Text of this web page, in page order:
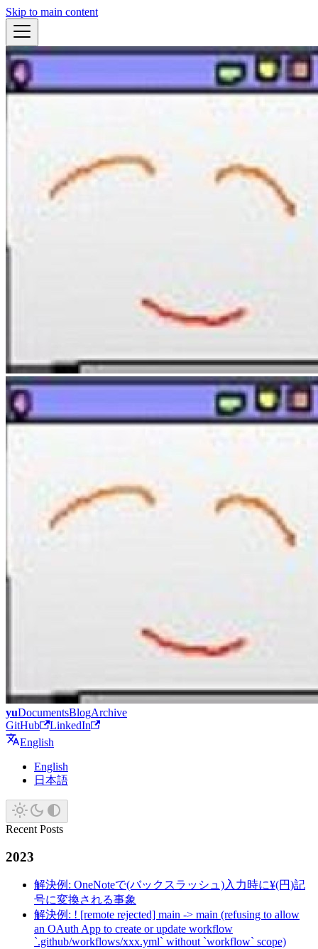
Skip to main content
yuDocumentsBlogArchive
GitHub
LinkedIn
English
English
日本語
Recent Posts
2023
解決例: OneNoteで(バックスラッシュ)入力時に¥(円)記
号に変換される事象
解決例: ! [remote rejected] main -> main (refusing to allow
an OAuth App to create or update workflow
`.github/workflows/xxx.yml` without `workflow` scope)